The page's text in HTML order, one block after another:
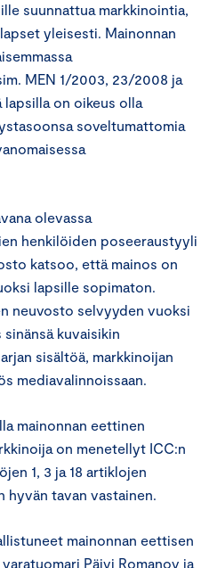
suunnattua markkinointia,
yleisesti. Mainonnan
MEN 1/2003, 23/2008 ja
on oikeus olla
soveltumattomia
olevassa
henkilöiden poseeraustyyli
katsoo, että mainos on
lapsille sopimaton.
neuvosto selvyyden vuoksi
kuvaisikin
sisältöä, markkinoijan
mediavalinnoissaan.
mainonnan eettinen
on menetellyt ICC:n
1, 3 ja 18 artiklojen
hyvän tavan vastainen.
mainonnan eettisen
Päivi Romanov ja